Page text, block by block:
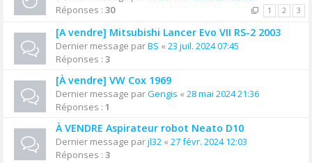
Réponses : 30 1 2 3
[A vendre] Mitsubishi Lancer Evo VII RS-2 2003
Dernier message parBS « 23 juil. 2024 07:45
Réponses : 3
[À vendre] VW Cox 1969
Dernier message parGengis « 28 mai 2024 21:36
Réponses : 1
À VENDRE Aspirateur robot Neato D10
Dernier message parjl32 « 27 févr. 2024 12:03
Réponses : 3